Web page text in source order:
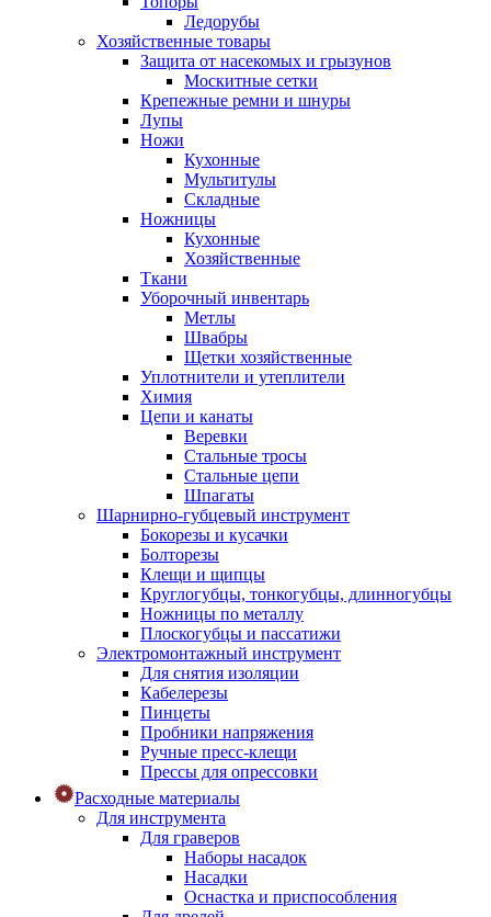
Ледорубы
Хозяйственные товары
Защита от насекомых и грызунов
Москитные сетки
Крепежные ремни и шнуры
Лупы
Ножи
Кухонные
Мультитулы
Складные
Ножницы
Кухонные
Хозяйственные
Ткани
Уборочный инвентарь
Метлы
Швабры
Щетки хозяйственные
Уплотнители и утеплители
Химия
Цепи и канаты
Веревки
Стальные тросы
Стальные цепи
Шпагаты
Шарнирно-губцевый инструмент
Бокорезы и кусачки
Болторезы
Клещи и щипцы
Круглогубцы, тонкогубцы, длинногубцы
Ножницы по металлу
Плоскогубцы и пассатижи
Электромонтажный инструмент
Для снятия изоляции
Кабелерезы
Пинцеты
Пробники напряжения
Ручные пресс-клещи
Прессы для опрессовки
Расходные материалы
Для инструмента
Для граверов
Наборы насадок
Насадки
Оснастка и приспособления